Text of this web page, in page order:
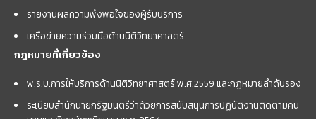
รายงานผลความพึงพอใจของผู้รับบริการ
เครือข่ายความร่วมมือด้านนิติวิทยาศาสตร์
กฎหมายที่เกี่ยวข้อง
พ.ร.บ.การให้บริการด้านนิติวิทยาศาสตร์ พ.ศ.2559 และกฏหมายลำดับรอง
ระเบียบสำนักนายกรัฐมนตรีว่าด้วยการสนับสนุนการปฏิบัติงานติดตามคน